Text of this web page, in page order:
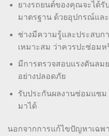
ยางรถยนต์ของคุณจะได้รั
มาตรฐาน ด้วยอุปกรณ์แล
ช่างมีความรู้และประสบ
เหมาะสม ว่าควรปะซ่อมห
มีการตรวจสอบแรงดันลม
อย่างปลอดภัย
รับประกันผลงานซ่อมแซ
มาได้
นอกจากการแก้ไขปัญหาเฉพ